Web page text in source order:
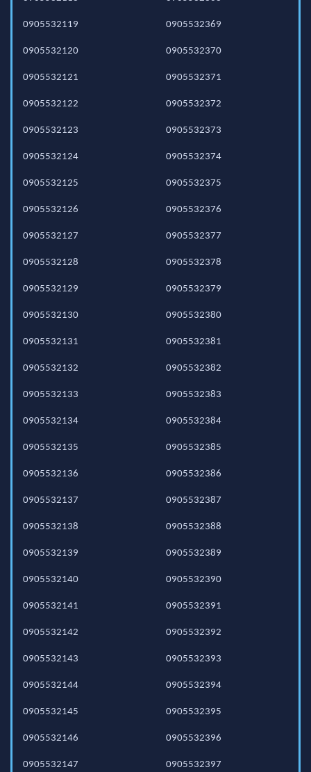
0905532119
0905532120
0905532121
0905532122
0905532123
0905532124
0905532125
0905532126
0905532127
0905532128
0905532129
0905532130
0905532131
0905532132
0905532133
0905532134
0905532135
0905532136
0905532137
0905532138
0905532139
0905532140
0905532141
0905532142
0905532143
0905532144
0905532145
0905532146
0905532147
0905532369
0905532370
0905532371
0905532372
0905532373
0905532374
0905532375
0905532376
0905532377
0905532378
0905532379
0905532380
0905532381
0905532382
0905532383
0905532384
0905532385
0905532386
0905532387
0905532388
0905532389
0905532390
0905532391
0905532392
0905532393
0905532394
0905532395
0905532396
0905532397